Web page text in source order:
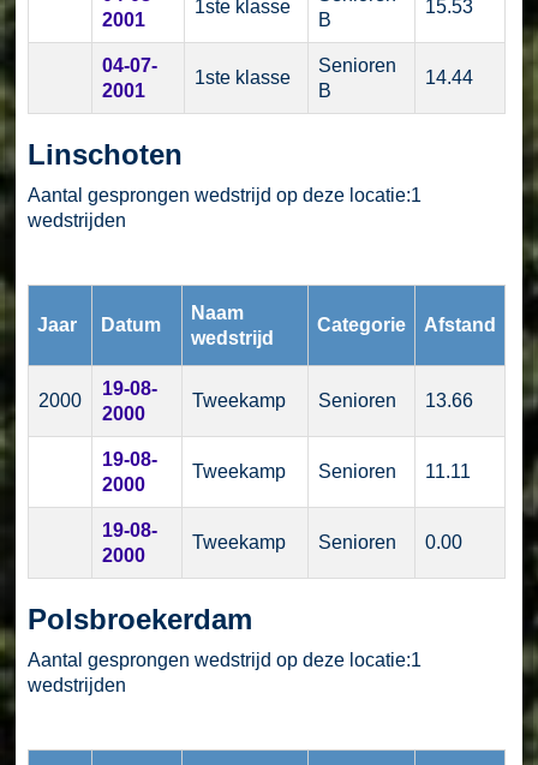
2001
1ste klasse
B
15.53
04-07-
2001
1ste klasse
Senioren
B
14.44
Linschoten
Aantal gesprongen wedstrijd op deze locatie:1
wedstrijden
Jaar Datum
Naam
wedstrijd
Categorie Afstand
2000
19-08-
2000
Tweekamp Senioren 13.66
19-08-
2000
Tweekamp Senioren 11.11
19-08-
2000
Tweekamp Senioren 0.00
Polsbroekerdam
Aantal gesprongen wedstrijd op deze locatie:1
wedstrijden